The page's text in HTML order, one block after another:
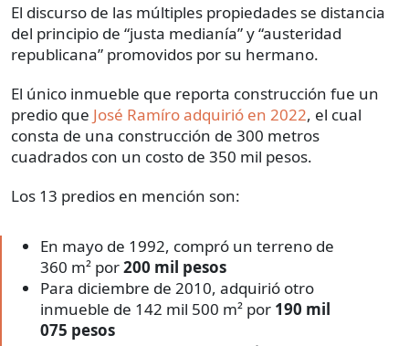
El discurso de las múltiples propiedades se distancia
del principio de “justa medianía” y “austeridad
republicana” promovidos por su hermano.
El único inmueble que reporta construcción fue un
predio que José Ramíro adquirió en 2022, el cual
consta de una construcción de 300 metros
cuadrados con un costo de 350 mil pesos.
Los 13 predios en mención son:
En mayo de 1992, compró un terreno de
360 m² por200 mil pesos
Para diciembre de 2010, adquirió otro
inmueble de 142 mil 500 m² por 190 mil
075 pesos